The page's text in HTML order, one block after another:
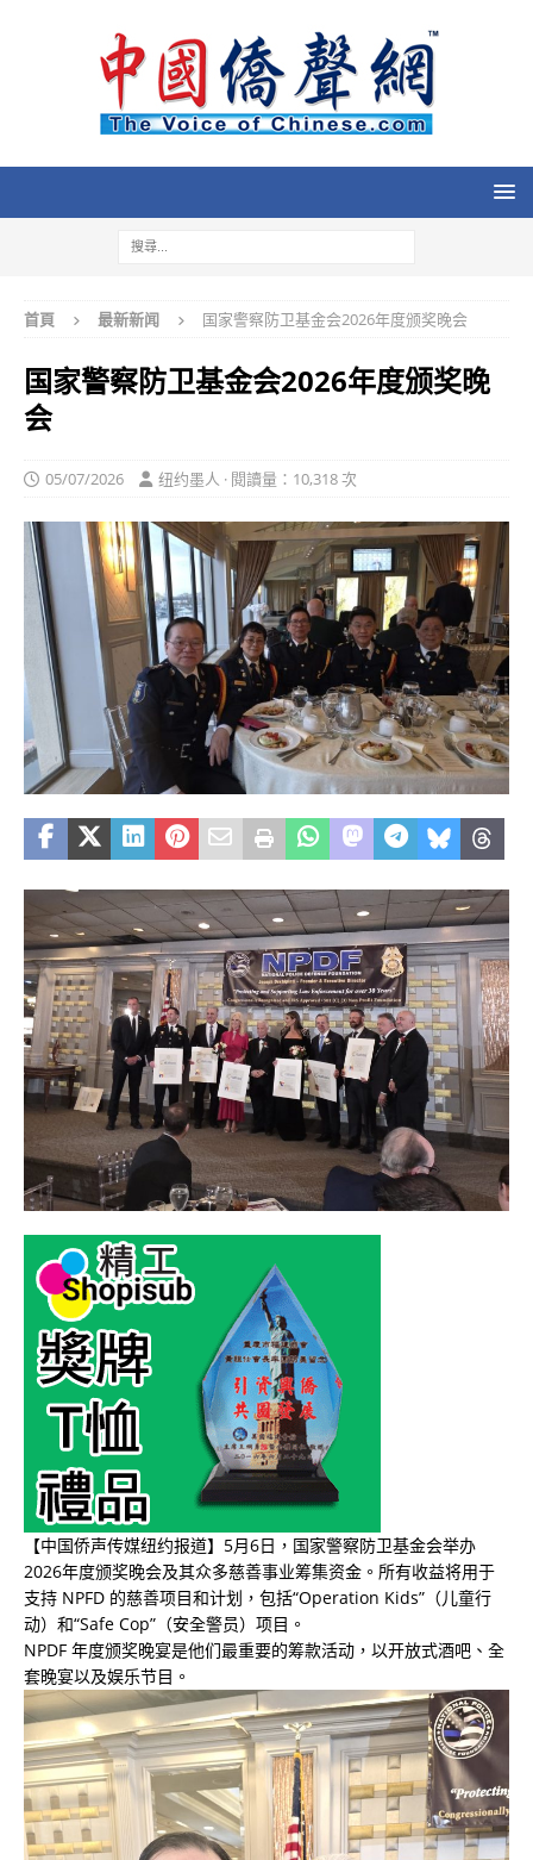
首頁 最新新闻 国家警察防卫基金会2026年度颁奖晚会
国家警察防卫基金会2026年度颁奖晚
会
05/07/2026 纽约墨人 · 閱讀量：10,318 次
【中国侨声传媒纽约报道】5月6日，国家警察防卫基金会举办
2026年度颁奖晚会及其众多慈善事业筹集资金。所有收益将用于
支持 NPFD 的慈善项目和计划，包括“Operation Kids”（儿童行
动）和“Safe Cop”（安全警员）项目。
NPDF 年度颁奖晚宴是他们最重要的筹款活动，以开放式酒吧、全
套晚宴以及娱乐节目。